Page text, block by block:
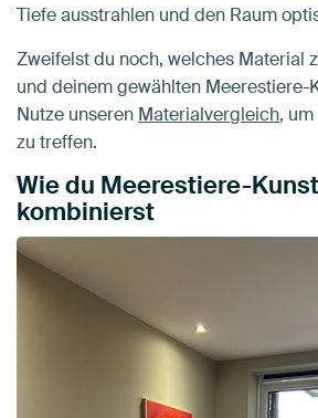
Tiefe ausstrahlen und den Raum
Zweifelst du noch, welches Material
und deinem gewählten Meerestiere-
Nutze unseren Materialvergleich,
zu treffen.
Wie du Meerestiere-
kombinierst